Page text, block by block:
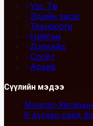
Улс Төр
Эдийн засаг
Технологи
Нийгэм
Дэлхийд
Спорт
Архив
Сүүлийн мэдээ
Монгол-
9 дүгээр сард